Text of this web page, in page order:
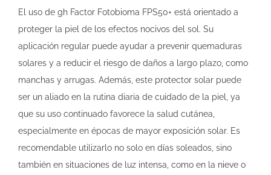
El uso de gh Factor Fotobioma FPS50+ está orientado a
proteger la piel de los efectos nocivos del sol. Su
aplicación regular puede ayudar a prevenir quemaduras
solares y a reducir el riesgo de daños a largo plazo, como
manchas y arrugas. Además, este protector solar puede
ser un aliado en la rutina diaria de cuidado de la piel, ya
que su uso continuado favorece la salud cutánea,
especialmente en épocas de mayor exposición solar. Es
recomendable utilizarlo no solo en días soleados, sino
también en situaciones de luz intensa, como en la nieve o